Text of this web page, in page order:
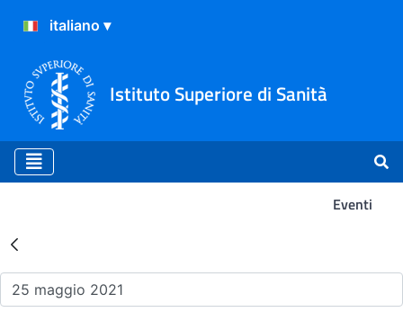
Istituto Superiore di Sanità
Eventi
Risultati della Ricerca -